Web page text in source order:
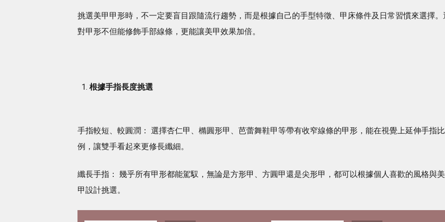
挑選美甲甲形時，不一定要盲目跟隨流行趨勢，而是根據自己的手型特徵、甲床條件及日常習慣來選擇。
對甲形不但能修飾手部線條，更能讓美甲效果加倍。
根據手指長度挑選
手指較短、較圓潤： 選擇杏仁甲、橢圓形甲、芭蕾舞鞋甲等帶有收窄線條的甲形，能在視覺上延伸手指比
例，讓雙手看起來更修長纖細。
纖長手指： 幾乎所有甲形都能駕馭，無論是方形甲、方圓甲還是尖形甲，都可以根據個人喜歡的風格與美
甲設計挑選。